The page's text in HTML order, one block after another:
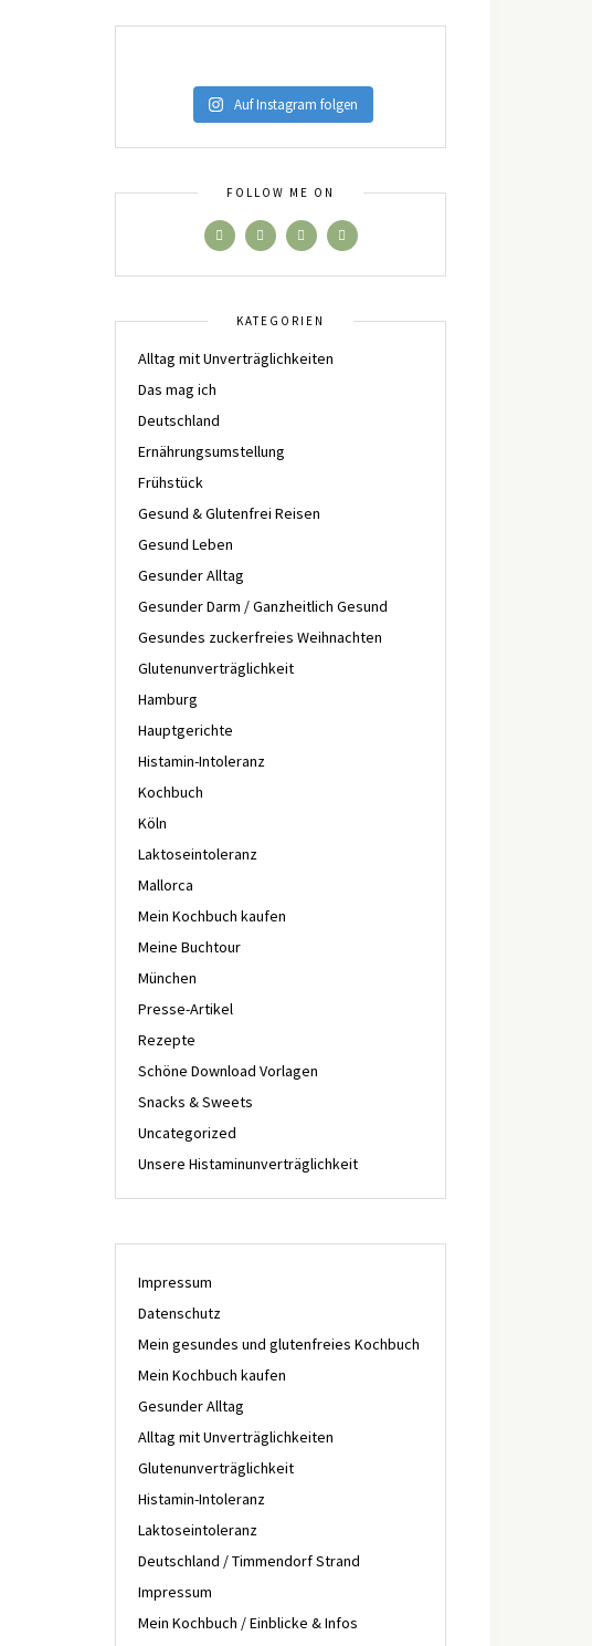
Auf Instagram folgen
FOLLOW ME ON
KATEGORIEN
Alltag mit Unverträglichkeiten
Das mag ich
Deutschland
Ernährungsumstellung
Frühstück
Gesund & Glutenfrei Reisen
Gesund Leben
Gesunder Alltag
Gesunder Darm / Ganzheitlich Gesund
Gesundes zuckerfreies Weihnachten
Glutenunverträglichkeit
Hamburg
Hauptgerichte
Histamin-Intoleranz
Kochbuch
Köln
Laktoseintoleranz
Mallorca
Mein Kochbuch kaufen
Meine Buchtour
München
Presse-Artikel
Rezepte
Schöne Download Vorlagen
Snacks & Sweets
Uncategorized
Unsere Histaminunverträglichkeit
Impressum
Datenschutz
Mein gesundes und glutenfreies Kochbuch
Mein Kochbuch kaufen
Gesunder Alltag
Alltag mit Unverträglichkeiten
Glutenunverträglichkeit
Histamin-Intoleranz
Laktoseintoleranz
Deutschland / Timmendorf Strand
Impressum
Mein Kochbuch / Einblicke & Infos